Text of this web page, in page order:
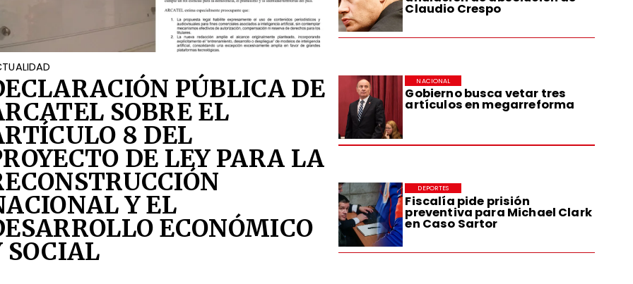
Claudio Crespo
Gobierno busca vetar tres
artículos en megarreforma
NACIONAL
Fiscalía pide prisión
preventiva para Michael Clark
en Caso Sartor
DEPORTES
PÚBLICA DE
SOBRE EL
8 DEL
DE LEY PARA LA
Y EL
ECONÓMICO
SOCIAL